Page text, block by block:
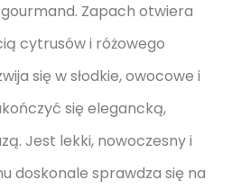
Zapach otwiera
cytrusów i różowego
się w słodkie, owocowe i
się elegancką,
Jest lekki, nowoczesny i
doskonale sprawdza się na